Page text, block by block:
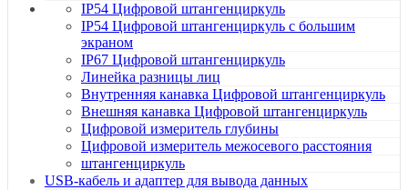
IP54 Цифровой штангенциркуль
IP54 Цифровой штангенциркуль с большим
экраном
IP67 Цифровой штангенциркуль
Линейка разницы лиц
Внутренняя канавка Цифровой штангенциркуль
Внешняя канавка Цифровой штангенциркуль
Цифровой измеритель глубины
Цифровой измеритель межосевого расстояния
штангенциркуль
USB-кабель и адаптер для вывода данных